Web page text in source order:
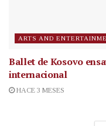
ARTS AND
Ballet de Kosovo
internacional
HACE 3 MESES